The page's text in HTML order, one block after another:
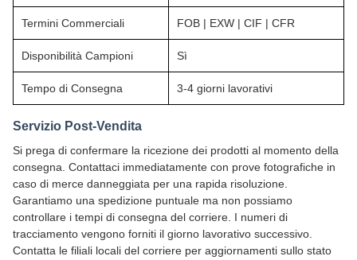
Termini Commerciali FOB | EXW | CIF | CFR
Disponibilità Campioni Sì
Tempo di Consegna 3-4 giorni lavorativi
Servizio Post-Vendita
Si prega di confermare la ricezione dei prodotti al momento della
consegna. Contattaci immediatamente con prove fotografiche in
caso di merce danneggiata per una rapida risoluzione.
Garantiamo una spedizione puntuale ma non possiamo
controllare i tempi di consegna del corriere. I numeri di
tracciamento vengono forniti il giorno lavorativo successivo.
Contatta le filiali locali del corriere per aggiornamenti sullo stato